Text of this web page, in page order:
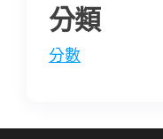
分類
分數